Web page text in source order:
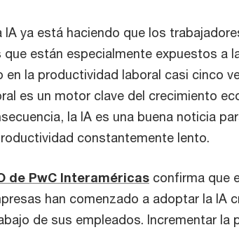
ya está haciendo que los
están especialmente expuestos a
en la productividad laboral casi cinco
es un motor clave del crecimiento
la IA es una buena noticia
constantemente lento.
de PwC Interaméricas confirma que
han comenzado a adoptar la IA
de sus empleados. Incrementar la